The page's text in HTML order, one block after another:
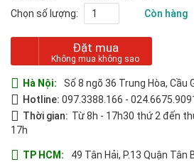
Chọn số lượng:
Còn hàng
Đặt mua
Hà Nội:
Số 8 ngõ 36 Trung Hòa, Cầu
Hotline: 097.3388.166 -
Thời gian: Từ 8h - 17h30 thứ 2 đến
17h
TP HCM:
49 Tân Hải, P.13 Quận Tân